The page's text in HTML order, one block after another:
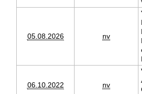
05.08.2026 nv
06.10.2022 nv